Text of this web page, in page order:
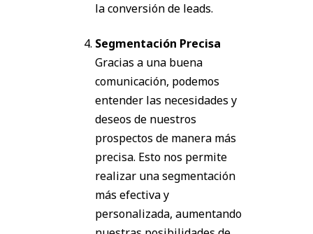
la conversión de leads.
Segmentación Precisa
Gracias a una buena
comunicación, podemos
entender las necesidades y
deseos de nuestros
prospectos de manera más
precisa. Esto nos permite
realizar una segmentación
más efectiva y
personalizada, aumentando